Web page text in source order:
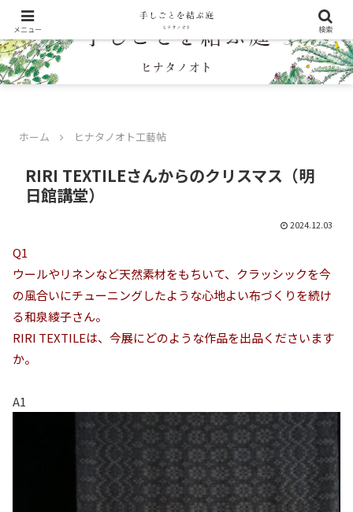
ホーム ヒナタノオト工藝帖
RIRI TEXTILEさんからのクリスマス（明
日館講堂）
2024.12.03
Q1
ウールやリネンなど天然素材をもちいて、クラッシックを今
の風合いにチューニングしたような心地よい布づくりを続け
る和泉綾子さん。
RIRI TEXTILEは、今展にどのような作品を出品くださいます
か。
A1
メニュー 検索